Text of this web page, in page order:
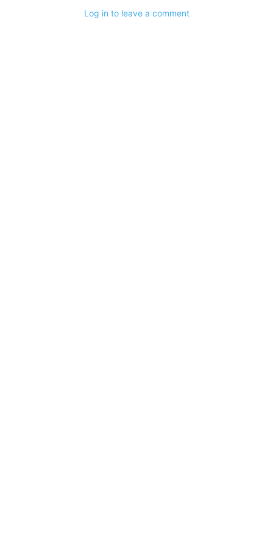
Log in to leave a comment